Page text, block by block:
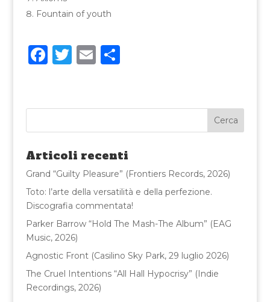
Fountain of youth
F
e
b
o
o
k
T
te
r
E
l
C
di
vi
di
Articoli recenti
Grand “Guilty Pleasure” (Frontiers Records, 2026)
Toto: l’arte della versatilità e della perfezione.
Discografia commentata!
Parker Barrow “Hold The Mash-The Album” (EAG
Music, 2026)
Agnostic Front (Casilino Sky Park, 29 luglio 2026)
The Cruel Intentions “All Hall Hypocrisy” (Indie
Recordings, 2026)